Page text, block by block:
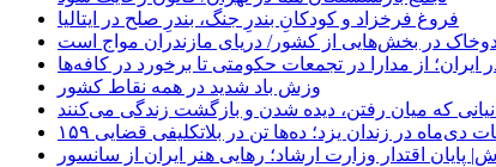
فروغ فرخزاد و کودکانِ بندرِ جنگ، بندرِ صلح در ایتالیا
در بخش‌هایی از کشور/ دریای مازندران مواج است
ایران؛ از مدارا در تجمعات حکومتی تا برخورد در کافه‌ها
وزش باد شدید در همه نقاط کشور
که میان رفتن، دیده شدن و بازگشت زندگی می‌کنند
دی‌ماه در زندان یزد؛ ده‌ها تن در بلاتکلیفی قضایی
پایان اقتدار وزارت ارشاد؛ رهایی هنر ایران از سانسور